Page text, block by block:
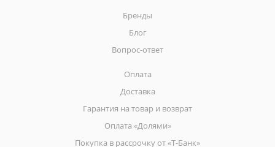
Бренды
Блог
Вопрос-ответ
Оплата
Доставка
Гарантия на товар и возврат
Оплата «Долями»
Покупка в рассрочку от «Т-Банк»